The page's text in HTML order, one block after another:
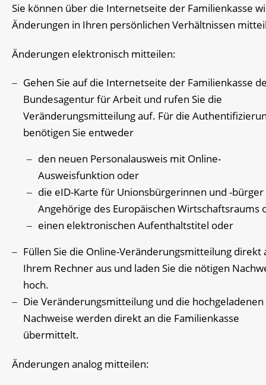
Sie können über die Internetseite der Familienkasse
Änderungen in Ihren persönlichen Verhältnissen
Änderungen elektronisch mitteilen:
Gehen Sie auf die Internetseite der Familienkasse
Bundesagentur für Arbeit und rufen Sie die
Veränderungsmitteilung auf. Für die
benötigen Sie entweder
den neuen Personalausweis mit Online-
Ausweisfunktion oder
die eID-Karte für Unionsbürgerinnen und -
Angehörige des Europäischen Wirtschaftsraums
einen elektronischen Aufenthaltstitel oder
Füllen Sie die Online-Veränderungsmitteilung direkt
Ihrem Rechner aus und laden Sie die nötigen
hoch.
Die Veränderungsmitteilung und die hochgeladenen
Nachweise werden direkt an die Familienkasse
übermittelt.
Änderungen analog mitteilen: